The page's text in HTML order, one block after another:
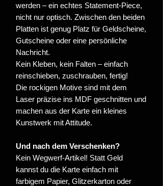
werden – ein echtes Statement-Piece,
nicht nur optisch. Zwischen den beiden
Platten ist genug Platz für Geldscheine,
Gutscheine oder eine persönliche
Nachricht.
Kein Kleben, kein Falten – einfach
reinschieben, zuschrauben, fertig!
Die rockigen Motive sind mit dem
Laser präzise ins MDF geschnitten und
machen aus der Karte ein kleines
Kunstwerk mit Attitude.
Und nach dem Verschenken?
Kein Wegwerf-Artikel! Statt Geld
kannst du die Karte einfach mit
farbigem Papier, Glitzerkarton oder